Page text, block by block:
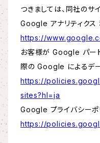
つきましては、同社のサ
Google アナリティクス
https://
お客様が Google パー
際の Google によるデー
https://
sites?hl=ja
Google プライバシーポ
https://